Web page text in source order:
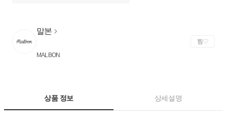
말본
MALBON
찜
상품 정보 상세설명